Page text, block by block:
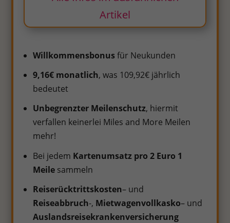
Artikel
Willkommensbonusfür Neukunden
9,16€ monatlich, was 109,92€ jährlich
bedeutet
Unbegrenzter Meilenschutz, hiermit
verfallen keinerlei Miles and More Meilen
mehr!
Bei jedem Kartenumsatz pro 2 Euro 1
Meile sammeln
Reiserücktrittskosten– und
Reiseabbruch-, Mietwagenvollkasko– und
Auslandsreisekrankenversicherung